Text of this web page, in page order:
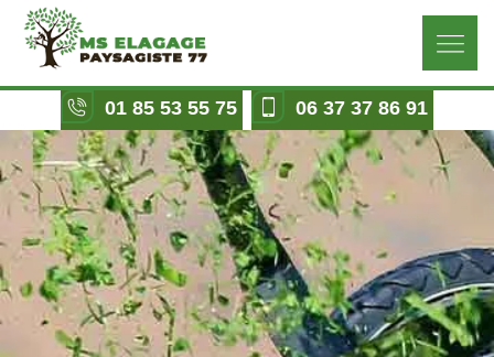
01 85 53 55 75 06 37 37 86 91